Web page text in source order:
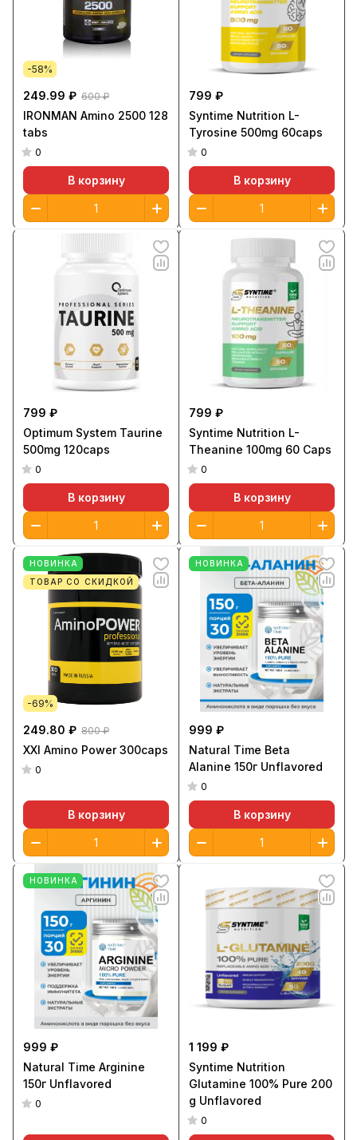
-58%
249.99 ₽ 600 ₽
IRONMAN Amino 2500 128
tabs
0
В корзину
799 ₽
Syntime Nutrition L-
Tyrosine 500mg 60caps
0
В корзину
799 ₽
Optimum System Taurine
500mg 120caps
0
В корзину
799 ₽
Syntime Nutrition L-
Theanine 100mg 60 Сaps
0
В корзину
НОВИНКА
ТОВАР СО СКИДКОЙ
-69%
249.80 ₽ 800 ₽
XXI Amino Power 300caps
0
В корзину
НОВИНКА
999 ₽
Natural Time Beta
Alanine 150г Unflavored
0
В корзину
НОВИНКА
999 ₽
Natural Time Arginine
150г Unflavored
0
1 199 ₽
Syntime Nutrition
Glutamine 100% Pure 200
g Unflavored
0